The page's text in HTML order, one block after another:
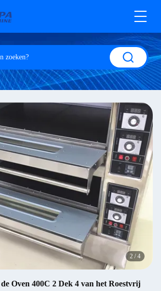
2 /4
Oven 400C 2 Dek 4 van het Roestvrij